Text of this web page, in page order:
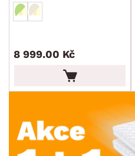
8 999.00 Kč